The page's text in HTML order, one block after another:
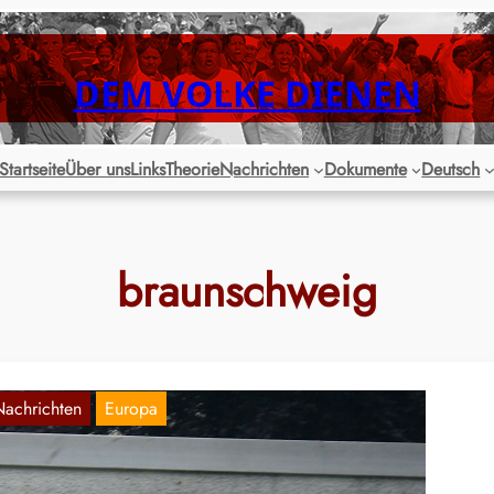
DEM VOLKE DIENEN
StartseiteÜber unsLinksTheorieNachrichten Dokumente Deutsch
braunschweig
Europa
Solidarität mit den